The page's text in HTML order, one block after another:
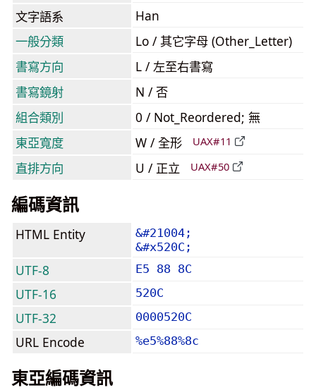
文字語系
Han
一般分類
Lo / 其它字母 (Other_Letter)
書寫方向
L / 左至右書寫
書寫鏡射
N / 否
組合類別
0 / Not_Reordered; 無
東亞寬度
W / 全形 UAX#11
直排方向 U / 正立 UAX#50
編碼資訊
HTML Entity
&#21004;
&#x520C;
UTF-8 E5 88 8C
UTF-16 520C
UTF-32 0000520C
URL Encode %e5%88%8c
東亞編碼資訊